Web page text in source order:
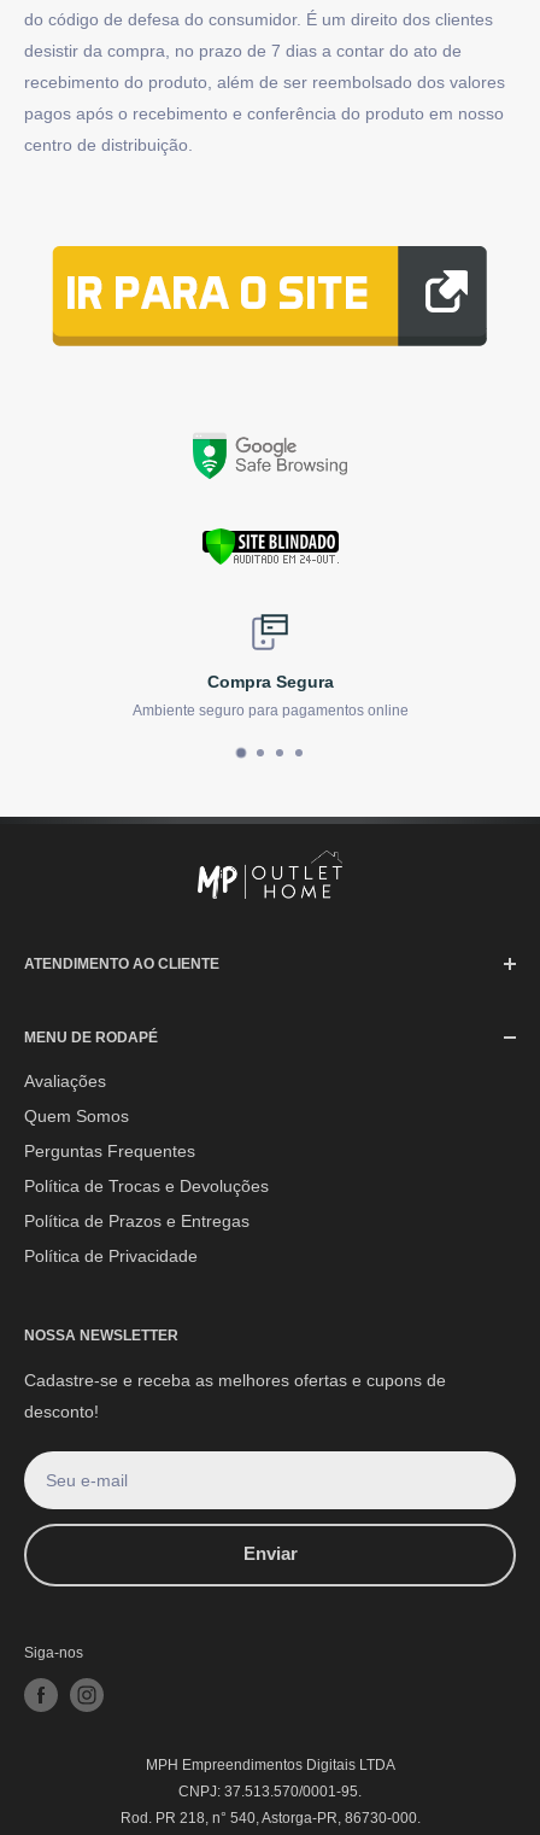
do código de defesa do consumidor. É um direito dos clientes
desistir da compra, no prazo de 7 dias a contar do ato de
recebimento do produto, além de ser reembolsado dos valores
pagos após o recebimento e conferência do produto em nosso
centro de distribuição.
Compra Segura
Ambiente seguro para pagamentos online
ATENDIMENTO AO CLIENTE
Segunda à Sexta-feira: 08h às 17h30min
Sábado: 08h às 12h
WhatsApp:
(44) 9 8856-3798
MENU DE RODAPÉ
Avaliações
Quem Somos
Perguntas Frequentes
Política de Trocas e Devoluções
Política de Prazos e Entregas
Política de Privacidade
NOSSA NEWSLETTER
Cadastre-se e receba as melhores ofertas e cupons de
desconto!
Seu e-mail
Enviar
Siga-nos
MPH Empreendimentos Digitais LTDA
CNPJ: 37.513.570/0001-95.
Rod. PR 218, n° 540, Astorga-PR, 86730-000.